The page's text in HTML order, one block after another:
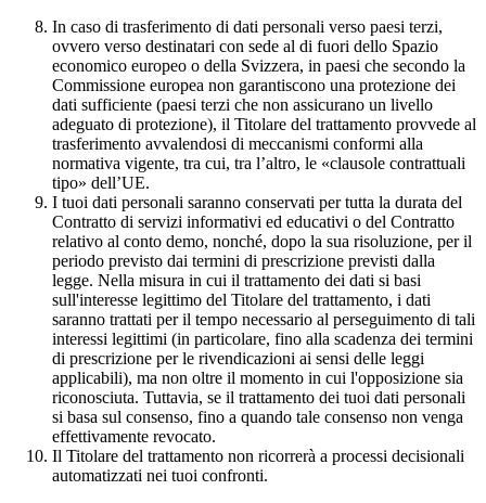
In caso di trasferimento di dati personali verso paesi terzi,
ovvero verso destinatari con sede al di fuori dello Spazio
economico europeo o della Svizzera, in paesi che secondo la
Commissione europea non garantiscono una protezione dei
dati sufficiente (paesi terzi che non assicurano un livello
adeguato di protezione), il Titolare del trattamento provvede al
trasferimento avvalendosi di meccanismi conformi alla
normativa vigente, tra cui, tra l’altro, le «clausole contrattuali
tipo» dell’UE.
I tuoi dati personali saranno conservati per tutta la durata del
Contratto di servizi informativi ed educativi o del Contratto
relativo al conto demo, nonché, dopo la sua risoluzione, per il
periodo previsto dai termini di prescrizione previsti dalla
legge. Nella misura in cui il trattamento dei dati si basi
sull'interesse legittimo del Titolare del trattamento, i dati
saranno trattati per il tempo necessario al perseguimento di tali
interessi legittimi (in particolare, fino alla scadenza dei termini
di prescrizione per le rivendicazioni ai sensi delle leggi
applicabili), ma non oltre il momento in cui l'opposizione sia
riconosciuta. Tuttavia, se il trattamento dei tuoi dati personali
si basa sul consenso, fino a quando tale consenso non venga
effettivamente revocato.
Il Titolare del trattamento non ricorrerà a processi decisionali
automatizzati nei tuoi confronti.